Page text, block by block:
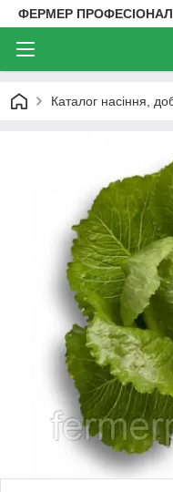
ФЕРМЕР ПРОФЕСІОНАЛ
Каталог насіння,